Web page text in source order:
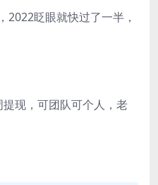
2022眨眼就快过了一半，
现，可团队可个人，老